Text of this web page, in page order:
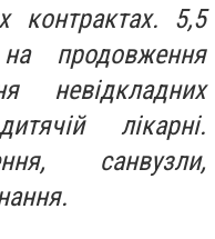
контрактах. 5,5
продовження
невідкладних
лікарні.
санвузли,